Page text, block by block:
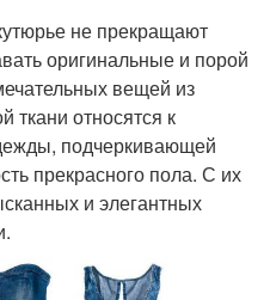
не прекращают
оригинальные и порой
вещей из
ткани относятся к
подчеркивающей
прекрасного пола. С их
и элегантных